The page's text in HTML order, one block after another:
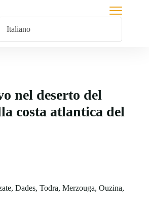
nel deserto del
costa atlantica del
Dades, Todra, Merzouga, Ouzina,